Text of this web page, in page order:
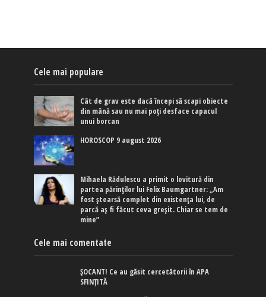
Cele mai populare
Cât de grav este dacă începi să scapi obiecte
din mână sau nu mai poți desface capacul
unui borcan
HOROSCOP 9 august 2026
Mihaela Rădulescu a primit o lovitură din
partea părinților lui Felix Baumgartner: „Am
fost ștearsă complet din existența lui, de
parcă aș fi făcut ceva greșit. Chiar se tem de
mine”
Cele mai comentate
ȘOCANT! Ce au găsit cercetătorii în APA
SFINȚITĂ